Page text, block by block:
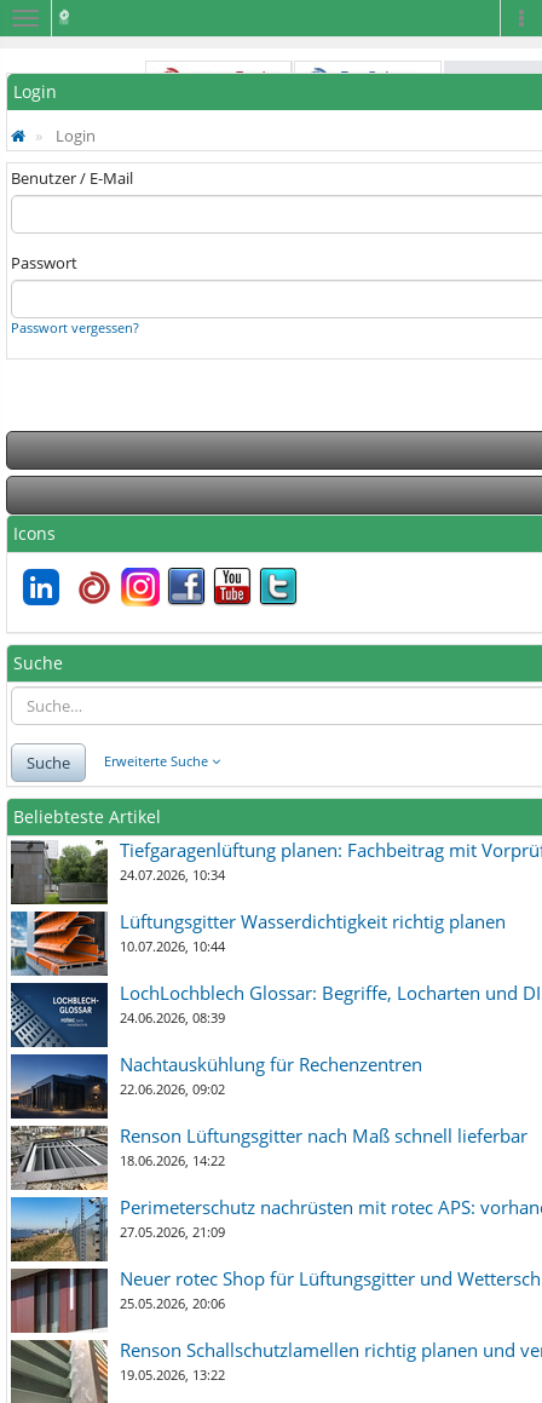
Navigation
Login
Login
Benutzer / E-Mail
Passwort
Passwort vergessen?
Icons
Suche
Suche Erweiterte Suche
Beliebteste Artikel
Tiefgaragenlüftung planen: Fachbeitrag mit
24.07.2026, 10:34
Lüftungsgitter Wasserdichtigkeit richtig planen
10.07.2026, 10:44
LochLochblech Glossar: Begriffe, Locharten und
24.06.2026, 08:39
Nachtauskühlung für Rechenzentren
22.06.2026, 09:02
Renson Lüftungsgitter nach Maß schnell lieferbar
18.06.2026, 14:22
Perimeterschutz nachrüsten mit rotec APS:
27.05.2026, 21:09
Neuer rotec Shop für Lüftungsgitter und
25.05.2026, 20:06
Renson Schallschutzlamellen richtig planen und
19.05.2026, 13:22